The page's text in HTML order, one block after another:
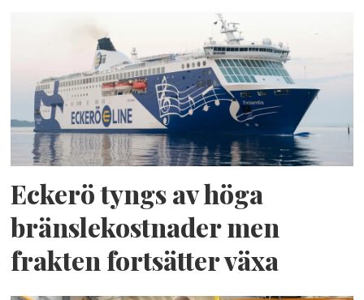
Eckerö tyngs av höga
bränslekostnader men
frakten fortsätter växa